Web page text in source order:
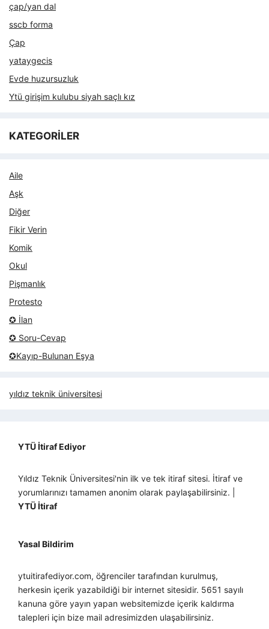
çap/yan dal
sscb forma
Çap
yataygecis
Evde huzursuzluk
Ytü girişim kulubu siyah saçlı kız
KATEGORİLER
Aile
Aşk
Diğer
Fikir Verin
Komik
Okul
Pişmanlık
Protesto
✪ İlan
✪ Soru-Cevap
✪Kayıp-Bulunan Eşya
yıldız teknik üniversitesi
YTÜ İtiraf Ediyor
Yıldız Teknik Üniversitesi'nin ilk ve tek itiraf sitesi. İtiraf ve
yorumlarınızı tamamen anonim olarak paylaşabilirsiniz. |
YTÜ İtiraf
Yasal Bildirim
ytuitirafediyor.com, öğrenciler tarafından kurulmuş,
herkesin içerik yazabildiği bir internet sitesidir. 5651 sayılı
kanuna göre yayın yapan websitemizde içerik kaldırma
talepleri için bize mail adresimizden ulaşabilirsiniz.